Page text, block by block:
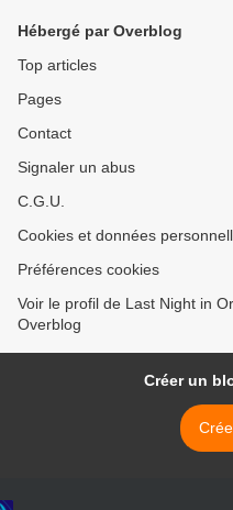
Hébergé par Overblog
Top articles
Pages
Contact
Signaler un abus
C.G.U.
Cookies et données
Préférences cookies
Voir le profil de Last Night in
Overblog
Créer un